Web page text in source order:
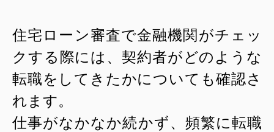
住宅ローン審査で金融機関がチェッ
クする際には、契約者がどのような
転職をしてきたかについても確認さ
れます。
仕事がなかなか続かず、頻繁に転職